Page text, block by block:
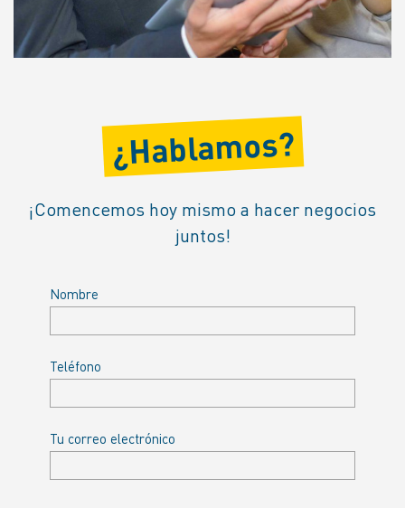
¿Hablamos?
¡Comencemos hoy mismo a hacer negocios
juntos!
Nombre
Teléfono
Tu correo electrónico